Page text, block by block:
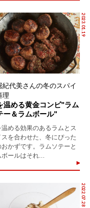
2023.01.19
紀代美さんの冬のスパイ
理
温める黄金コンビ"ラム
ー＆ラムボール"
温める効果のあるラムとス
スを合わせた、冬にぴった
おかずです。ラムソテーと
ールはそれ...
2022.07.28